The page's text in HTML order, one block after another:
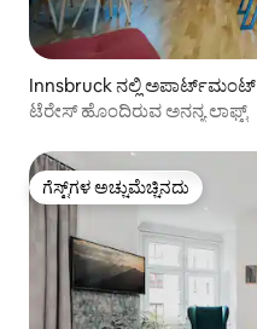
Innsbruck ನಲ್ಲಿ ಅಪಾರ್ಟ್‌ಮಂಟ್
ಟೆರೇಸ್ ಹೊಂದಿರುವ ಅನನ್ಯ ಲಾಫ್ಟ್
ಗೆಸ್ಟ್‌ಗಳ ಅಚ್ಚುಮೆಚ್ಚಿನದು
ಗೆಸ್ಟ್‌ಗಳ ಅಚ್ಚುಮೆಚ್ಚಿನದು